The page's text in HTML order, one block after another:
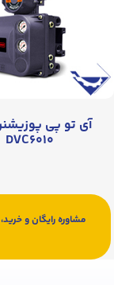
آی تو پی
DVC۶۰۱۰
مشاوره رایگان و